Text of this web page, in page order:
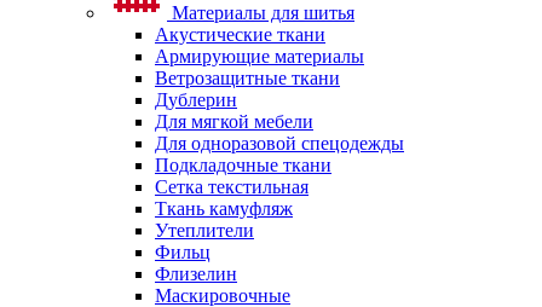
Материалы для шитья
Акустические ткани
Армирующие материалы
Ветрозащитные ткани
Дублерин
Для мягкой мебели
Для одноразовой спецодежды
Подкладочные ткани
Сетка текстильная
Ткань камуфляж
Утеплители
Фильц
Флизелин
Маскировочные